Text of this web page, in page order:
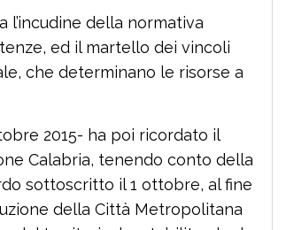
della normativa
ed il martello dei vincoli
che determinano le risorse a
2015- ha poi ricordato il
Calabria, tenendo conto della
sottoscritto il 1 ottobre, al fine
della Città Metropolitana